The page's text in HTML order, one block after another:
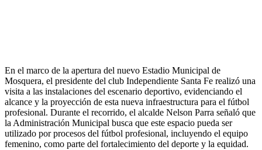
En el marco de la apertura del nuevo Estadio Municipal de
Mosquera, el presidente del club Independiente Santa Fe realizó una
visita a las instalaciones del escenario deportivo, evidenciando el
alcance y la proyección de esta nueva infraestructura para el fútbol
profesional. Durante el recorrido, el alcalde Nelson Parra señaló que
la Administración Municipal busca que este espacio pueda ser
utilizado por procesos del fútbol profesional, incluyendo el equipo
femenino, como parte del fortalecimiento del deporte y la equidad.